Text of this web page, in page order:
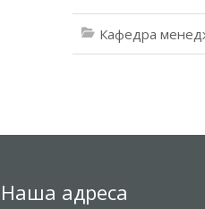
Кафедра
Наша адреса